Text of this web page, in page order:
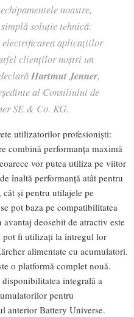
noastre,
soluție tehnică:
electrificarea aplicațiilor
clienților noștri un
Hartmut Jenner,
al Consiliului de
SE & Co. KG.
utilizatorilor profesioniști:
combină performanța maximă
vor putea utiliza pe viitor
înaltă performanță atât pentru
cât și pentru utilajele pe
pot baza pe compatibilitatea
deosebit de atractiv este
fi utilizaţi la întregul lor
alimentate cu acumulatori.
o platformă complet nouă.
integrală a
pentru
anterior Battery Universe.